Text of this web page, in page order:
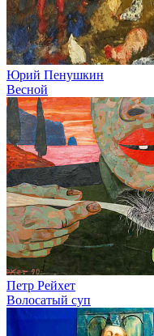
Юрий Пенушкин
Весной
Петр Рейхет
Волосатый суп